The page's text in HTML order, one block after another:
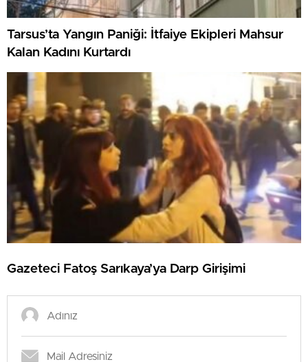
Tarsus’ta Yangın Paniği: İtfaiye Ekipleri Mahsur
Kalan Kadını Kurtardı
Gazeteci Fatoş Sarıkaya’ya Darp Girişimi